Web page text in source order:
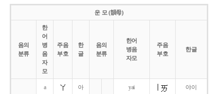
운 모 (韻母)
음의
분류
한
어
병
음
자
모
주음
부호
한
글
음의
분류
한어
병음
자모
주음
부호
한글
a 아 yai 야이